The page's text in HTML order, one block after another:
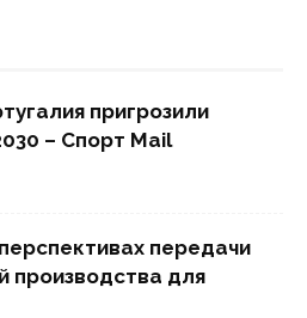
пригрозили
– Спорт Mail
передачи
производства для